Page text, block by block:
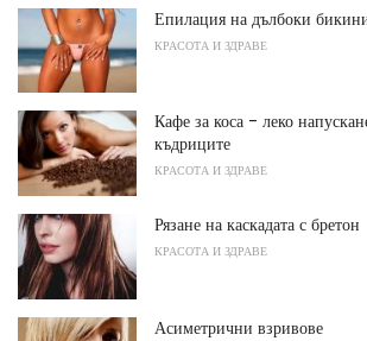
Епилация на дълбоки
КРАСОТА И ЗДРАВЕ
Кафе за коса - леко
къдриците
КРАСОТА И ЗДРАВЕ
Рязане на каскадата с бретон
КРАСОТА И ЗДРАВЕ
Асиметрични взривове